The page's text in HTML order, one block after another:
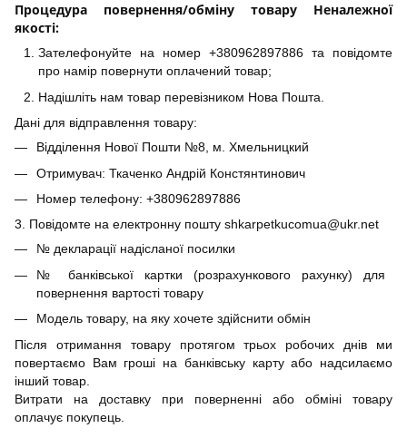
Процедура повернення/обміну товару Неналежної
якості:
Зателефонуйте на номер +380962897886 та повідомте
про намір повернути оплачений товар;
Надішліть нам товар перевізником Нова Пошта.
Дані для відправлення товару:
Відділення Нової Пошти №8, м. Хмельницкий
Отримувач: Ткаченко Андрій Констянтинович
Номер телефону: +380962897886
3. Повідомте на електронну пошту shkarpetkucomua@ukr.net
№ декларації надісланої посилки
№ банківської картки (розрахункового рахунку) для
повернення вартості товару
Модель товару, на яку хочете здійснити обмін
Після отримання товару протягом трьох робочих днів ми
повертаємо Вам гроші на банківську карту або надсилаємо
інший товар.
Витрати на доставку при поверненні або обміні товару
оплачує покупець.